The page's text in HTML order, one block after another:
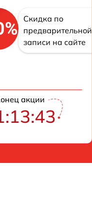
Скидка по
предварительной
записи на сайте
акции